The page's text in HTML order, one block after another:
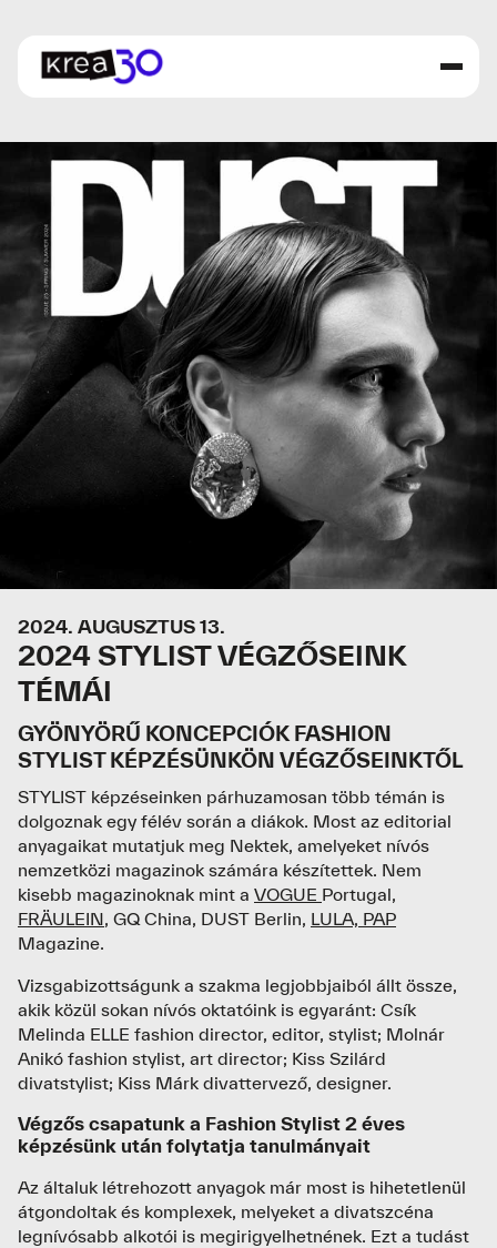
Menu
KÉPZÉSEK
ISKOLA
FELVÉTELI
PORTFÓLIÓ
AKTUALITÁSOK
Partnereink
JELENTKEZEM
2024. AUGUSZTUS 13.
2024 STYLIST VÉGZŐSEINK
TÉMÁI
GYÖNYÖRŰ KONCEPCIÓK FASHION
STYLIST KÉPZÉSÜNKÖN VÉGZŐSEINKTŐL
STYLIST képzéseinken párhuzamosan több témán is
dolgoznak egy félév során a diákok. Most az editorial
anyagaikat mutatjuk meg Nektek, amelyeket nívós
nemzetközi magazinok számára készítettek. Nem
kisebb magazinoknak mint a VOGUE Portugal,
FRÄULEIN, GQ China, DUST Berlin, LULA, PAP
Magazine.
Vizsgabizottságunk a szakma legjobbjaiból állt össze,
akik közül sokan nívós oktatóink is egyaránt: Csík
Melinda ELLE fashion director, editor, stylist; Molnár
Anikó fashion stylist, art director; Kiss Szilárd
divatstylist; Kiss Márk divattervező, designer.
Végzős csapatunk a Fashion Stylist 2 éves
képzésünk után folytatja tanulmányait
Az általuk létrehozott anyagok már most is hihetetlenül
átgondoltak és komplexek, melyeket a divatszcéna
legnívósabb alkotói is megirigyelhetnének. Ezt a tudást